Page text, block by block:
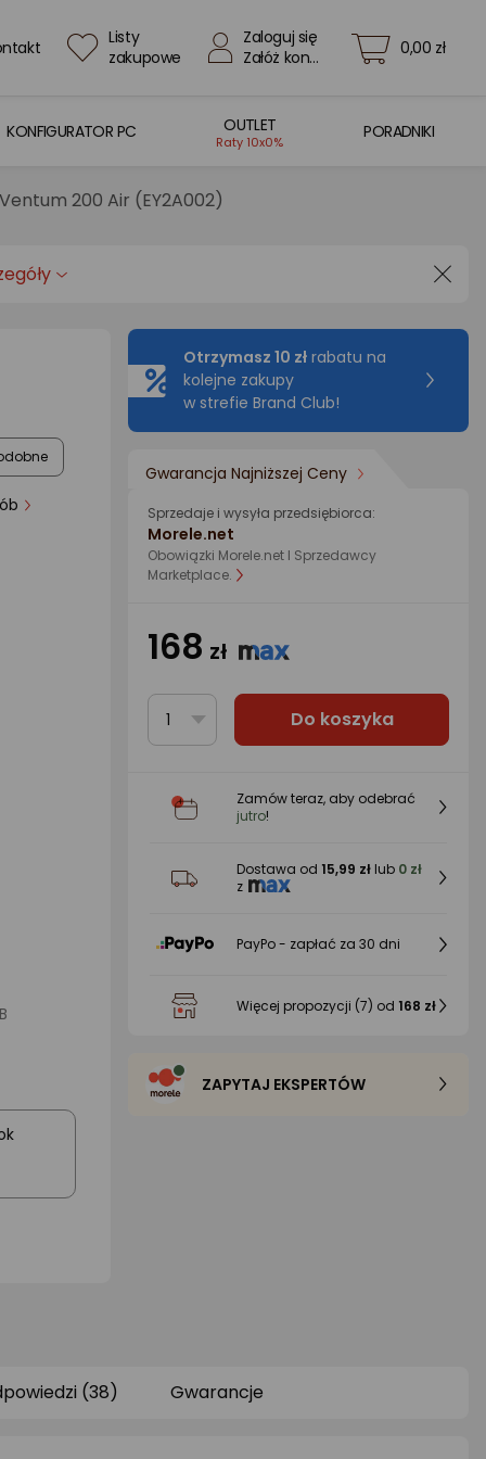
Listy
zakupowe
Zaloguj się
Załóż konto
0,00 zł
KONFIGURATOR PC OUTLET
Raty 10x0%
PORADNIKI
200 Air (EY2A002)
osób
Otrzymasz 10 zł rabatu na
kolejne zakupy
w strefie Brand Club!
Gwarancja Najniższej Ceny
Sprzedaje i wysyła przedsiębiorca:
Morele.net
Obowiązki Morele.net I Sprzedawcy
Marketplace.
168 zł
1 Do koszyka
Zamów teraz, aby odebrać
jutro!
Dostawa od 15,99 zł lub 0 zł
z
PayPo - zapłać za 30 dni
Więcej propozycji (7) od 168 zł
ZAPYTAJ EKSPERTÓW
(38) Gwarancje